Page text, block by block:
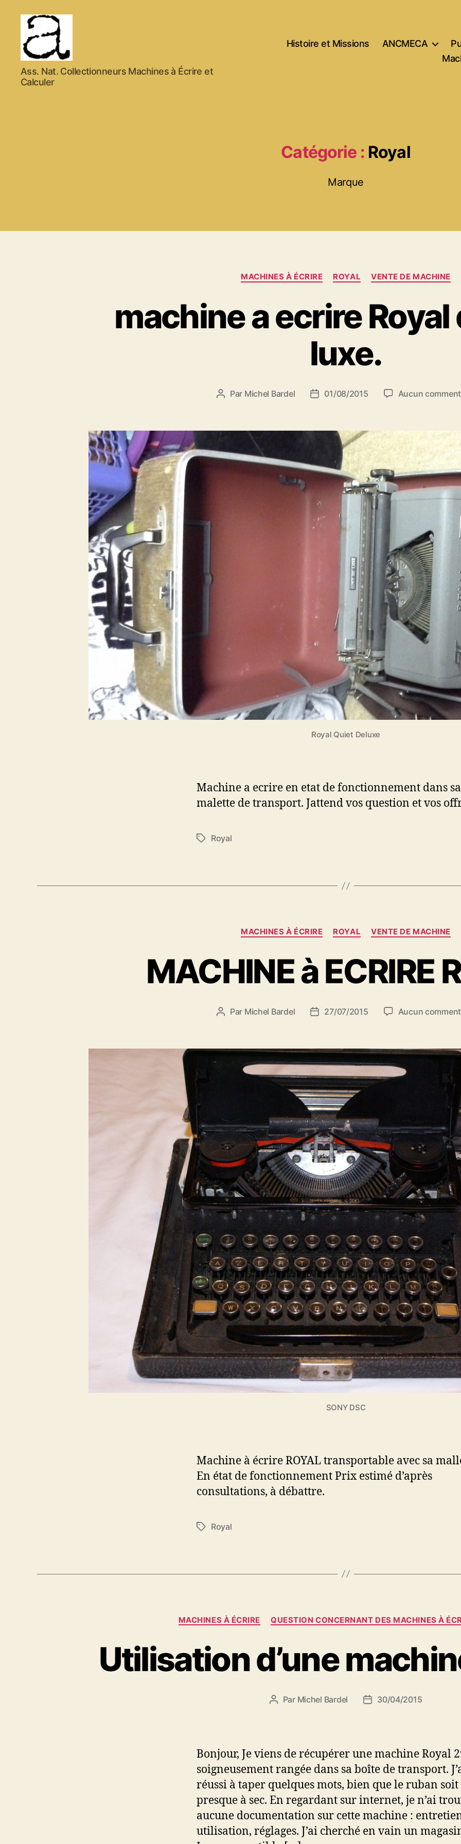
ANCMECA
Ass. Nat. Collectionneurs Machines à Écrire et
Calculer
Histoire et Missions ANCMECA
Catégorie : Royal
Marque
Catégories
MACHINES À ÉCRIRE ROYAL VENTE DE MACHINE
machine a ecrire
luxe.
Auteur
Par Michel Bardel
Date01/08/2015 Aucun
Royal Quiet Deluxe
Machine a ecrire en etat de fonctionnement dans sa
malette de transport. Jattend vos question et vos
Étiquettes
Royal
Catégories
MACHINES À ÉCRIRE ROYAL VENTE DE MACHINE
MACHINE à ECRIRE
Auteur
Par Michel Bardel
Date27/07/2015 Aucun
SONY DSC
Machine à écrire ROYAL transportable avec sa
En état de fonctionnement Prix estimé d’après
consultations, à débattre.
Étiquettes
Royal
Catégories
MACHINES À ÉCRIRE QUESTION CONCERNANT DES MACHINES À
Utilisation d’une
Auteur
Par Michel Bardel
Date30/04/2015
Bonjour, Je viens de récupérer une machine Royal
soigneusement rangée dans sa boîte de transport.
réussi à taper quelques mots, bien que le ruban soit
presque à sec. En regardant sur internet, je n’ai
aucune documentation sur cette machine :
utilisation, réglages. J’ai cherché en vain un